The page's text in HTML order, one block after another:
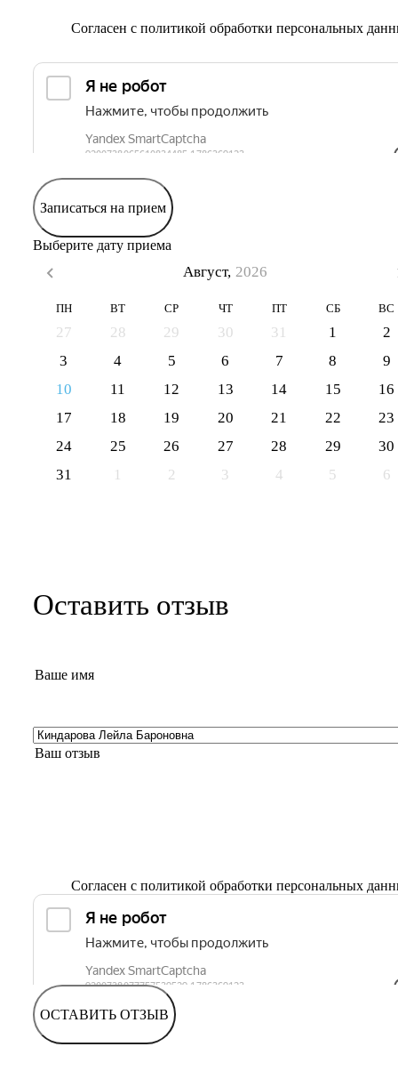
Согласен с политикой обработки персональных
Записаться на прием
Выберите дату приема
Август, 2026
ПН ВТ СР ЧТ ПТ СБ ВС
27 28 29 30 31 1
2
3
4 5 6 7 8
9
10
11 12 13 14 15
16
17
18 19 20 21 22
23
24
25 26 27 28 29
30
31
1 2 3 4 5 6
Оставить отзыв
Согласен с политикой обработки персональных
ОСТАВИТЬ ОТЗЫВ